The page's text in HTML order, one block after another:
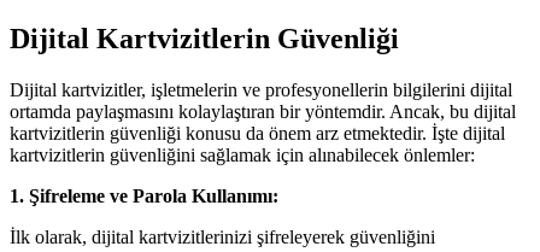
Dijital Kartvizitlerin Güvenliği
Dijital kartvizitler, işletmelerin ve profesyonellerin bilgilerini dijital
ortamda paylaşmasını kolaylaştıran bir yöntemdir. Ancak, bu dijital
kartvizitlerin güvenliği konusu da önem arz etmektedir. İşte dijital
kartvizitlerin güvenliğini sağlamak için alınabilecek önlemler:
1. Şifreleme ve Parola Kullanımı:
İlk olarak, dijital kartvizitlerinizi şifreleyerek güvenliğini